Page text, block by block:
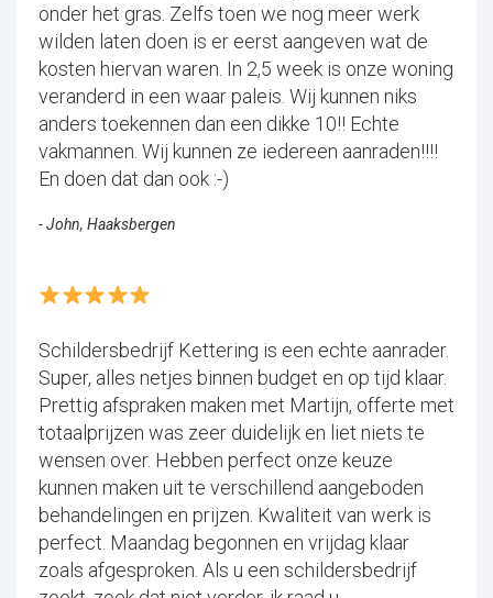
onder het gras. Zelfs toen we nog meer werk
wilden laten doen is er eerst aangeven wat de
kosten hiervan waren. In 2,5 week is onze woning
veranderd in een waar paleis. Wij kunnen niks
anders toekennen dan een dikke 10!! Echte
vakmannen. Wij kunnen ze iedereen aanraden!!!!
En doen dat dan ook :-)
- John, Haaksbergen
Schildersbedrijf Kettering is een echte aanrader.
Super, alles netjes binnen budget en op tijd klaar.
Prettig afspraken maken met Martijn, offerte met
totaalprijzen was zeer duidelijk en liet niets te
wensen over. Hebben perfect onze keuze
kunnen maken uit te verschillend aangeboden
behandelingen en prijzen. Kwaliteit van werk is
perfect. Maandag begonnen en vrijdag klaar
zoals afgesproken. Als u een schildersbedrijf